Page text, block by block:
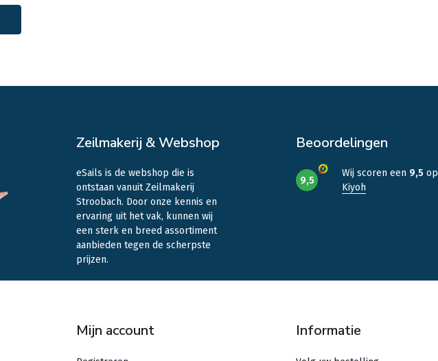
Zeilmakerij & Webshop
eSails is de webshop die is
ontstaan vanuit Zeilmakerij
Stroobach. Door onze kennis en
ervaring uit het vak, kunnen wij
een sterk en breed assortiment
aanbieden tegen de scherpste
prijzen.
Beoordelingen
9,5
Wij scoren een 9,5 op
Kiyoh
Mijn account Informatie